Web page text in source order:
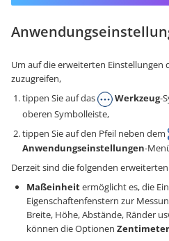
Um auf die erweiterten
zuzugreifen,
tippen Sie auf das
Werkzeug-
oberen Symbolleiste,
tippen Sie auf den Pfeil neben dem
Anwendungseinstellungen-
Derzeit sind die folgenden
Maßeinheitermöglicht es, die
Eigenschaftenfenstern zur
Breite, Höhe, Abstände, Ränder
können die Optionen Zentimeter